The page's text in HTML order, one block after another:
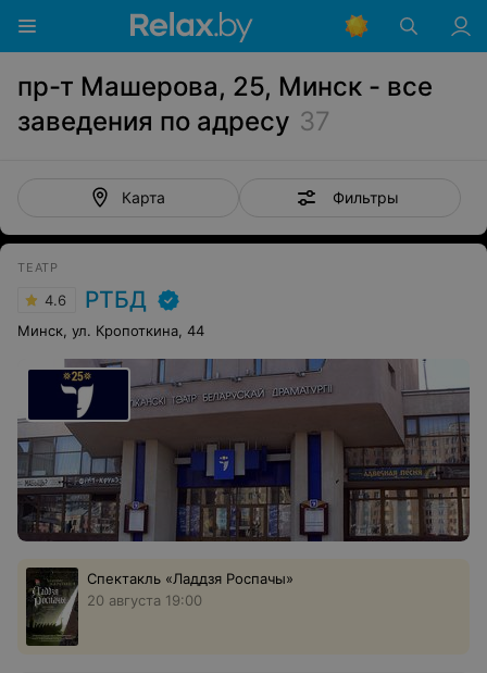
пр-т Машерова, 25, Минск - все
заведения по адресу 37
Карта Фильтры
ТЕАТР
4.6 РТБД
Минск, ул. Кропоткина, 44
Спектакль «Ладдзя Роспачы»
20 августа 19:00